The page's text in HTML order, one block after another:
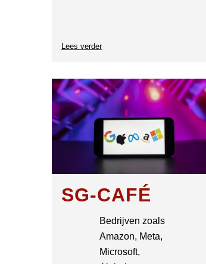
Lees verderover
SG-CAFÉ
Bedrijven zoals
Amazon, Meta,
Microsoft,